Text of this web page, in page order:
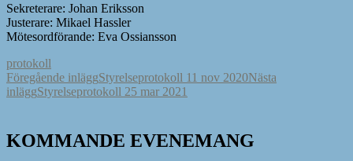
Sekreterare: Johan Eriksson
Justerare: Mikael Hassler
Mötesordförande: Eva Ossiansson
protokoll
Inläggsnavigering
Föregående inläggStyrelseprotokoll 11 nov 2020Nästa
inläggStyrelseprotokoll 25 mar 2021
KOMMANDE EVENEMANG